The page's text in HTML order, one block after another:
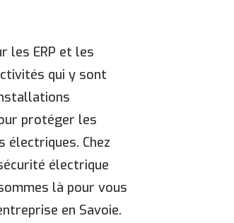
les ERP et les
qui y sont
protéger les
Chez
électrique
là pour vous
en Savoie.